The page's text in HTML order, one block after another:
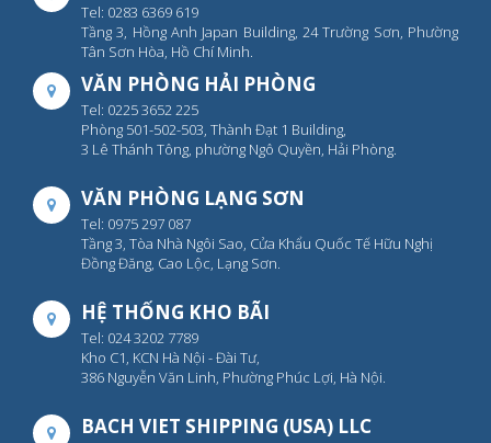
Tel: 0283 6369 619
Tầng 3, Hồng Anh Japan Building, 24 Trường Sơn, Phường
Tân Sơn Hòa, Hồ Chí Minh.
VĂN PHÒNG HẢI PHÒNG
Tel: 0225 3652 225
Phòng 501-502-503, Thành Đạt 1 Building,
3 Lê Thánh Tông, phường Ngô Quyền, Hải Phòng.
VĂN PHÒNG LẠNG SƠN
Tel: 0975 297 087
Tầng 3, Tòa Nhà Ngôi Sao, Cửa Khẩu Quốc Tế Hữu Nghị
Đồng Đăng, Cao Lộc, Lạng Sơn.
HỆ THỐNG KHO BÃI
Tel: 024 3202 7789
Kho C1, KCN Hà Nội - Đài Tư,
386 Nguyễn Văn Linh, Phường Phúc Lợi, Hà Nội.
BACH VIET SHIPPING (USA) LLC